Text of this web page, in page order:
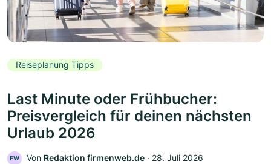
Reiseplanung Tipps
Last Minute oder Frühbucher:
Preisvergleich für deinen nächsten
Urlaub 2026
FW Von Redaktion firmenweb.de ‧ 28. Juli 2026